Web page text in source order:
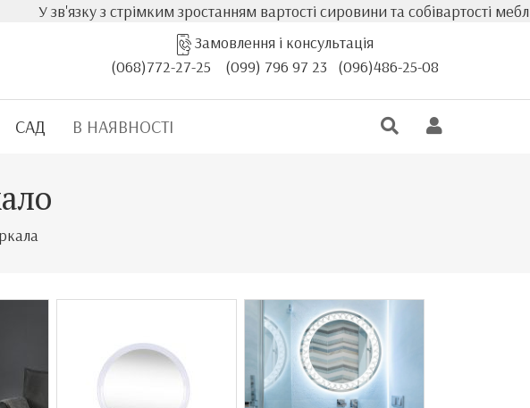
з стрімким зростанням вартості сировини та собівартості меблів,
Замовлення і консультація
(068)772-27-25
(099) 796 97 23 (096)486-25-08
САД В НАЯВНОСТІ